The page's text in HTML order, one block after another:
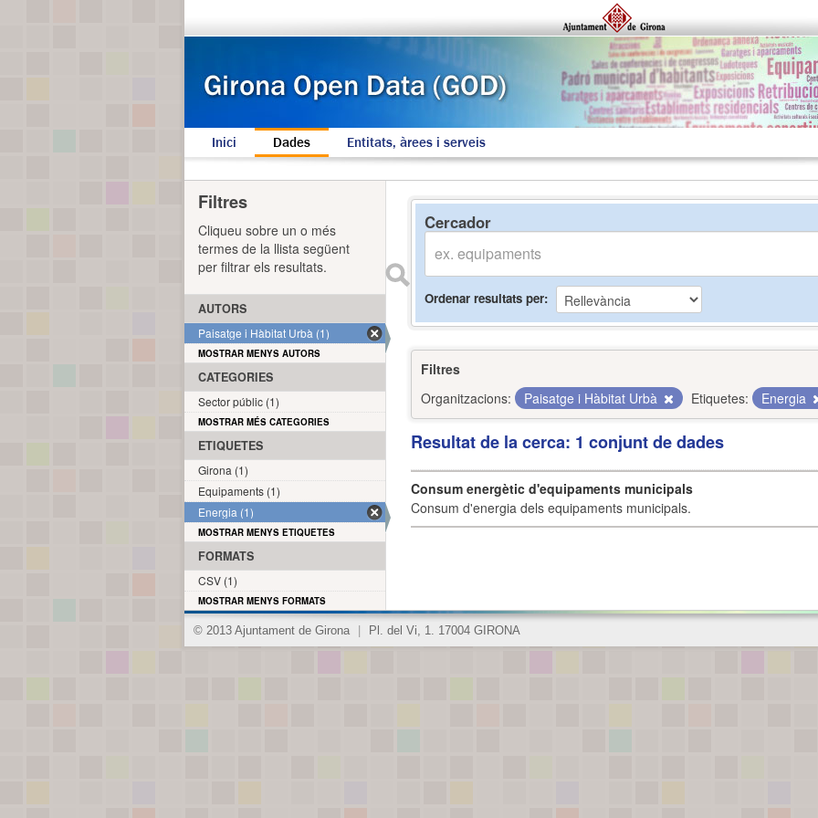
Inici Dades Entitats, àrees i serveis
Cercador
Ordenar resultats per
Filtres
Organitzacions:
Paisatge i Hàbitat Urbà Etiquetes: Energia
Resultat de la cerca: 1 conjunt de dades
Consum energètic d'equipaments municipals
Consum d'energia dels equipaments municipals.
Filtres
Cliqueu sobre un o més
termes de la llista següent
per filtrar els resultats.
AUTORS
Paisatge i Hàbitat Urbà (1)
MOSTRAR MENYS AUTORS
CATEGORIES
Sector públic (1)
MOSTRAR MÉS CATEGORIES
ETIQUETES
Girona (1)
Equipaments (1)
Energia (1)
MOSTRAR MENYS ETIQUETES
FORMATS
CSV (1)
MOSTRAR MENYS FORMATS
© 2013 Ajuntament de Girona Pl. del Vi, 1. 17004 GIRONA